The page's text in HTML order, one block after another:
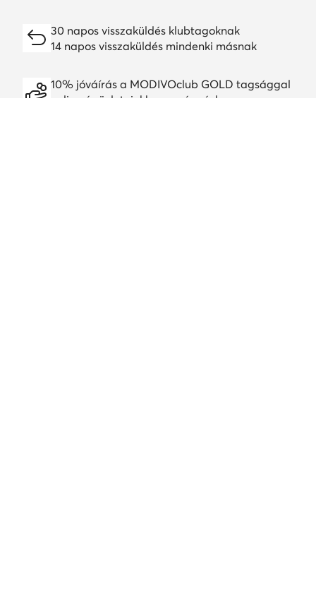
30 napos visszaküldés klubtagoknak
14 napos visszaküldés mindenki másnak
10% jóváírás a MODIVOclub GOLD tagsággal
online és üzleteinkben, egész évben